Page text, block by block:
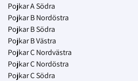
Pojkar A Södra
Pojkar B Nordöstra
Pojkar B Södra
Pojkar B Västra
Pojkar C Nordvästra
Pojkar C Nordöstra
Pojkar C Södra